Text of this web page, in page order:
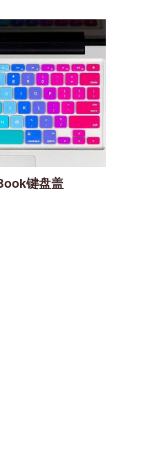
键盘盖